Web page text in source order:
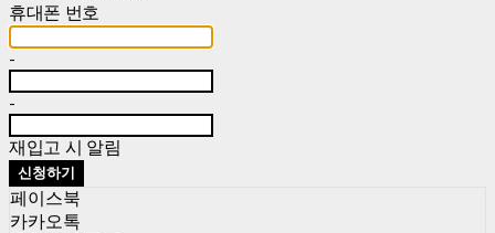
휴대폰 번호
-
-
재입고 시 알림
신청하기
페이스북
카카오톡